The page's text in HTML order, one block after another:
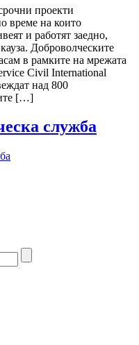
проекти
време на които
и работят заедно,
Доброволческите
в рамките на мрежата
Civil International
над 800
[…]
служба